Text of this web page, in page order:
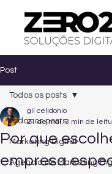
Post
Todos os posts
Marketing Digital
Agencia de Marketing
Todos os posts
Por que
empresa
gil celidonio
21 de mai. 3 min de